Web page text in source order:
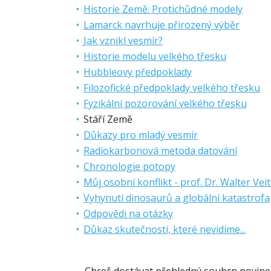
Historie Země: Protichůdné modely
Lamarck navrhuje přirozený výběr
Jak vznikl vesmír?
Historie modelu velkého třesku
Hubbleovy předpoklady
Filozofické předpoklady velkého třesku
Fyzikální pozorování velkého třesku
Stáří Země
Důkazy pro mladý vesmír
Radiokarbonová metoda datování
Chronologie potopy
Můj osobní konflikt - prof. Dr. Walter
Vyhynutí dinosaurů a globální katastrofa
Odpovědi na otázky
Důkaz skutečností, které nevidíme...